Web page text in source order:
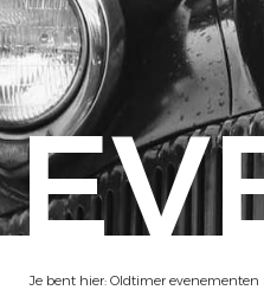
Je bent hier: Oldtimer evenementen